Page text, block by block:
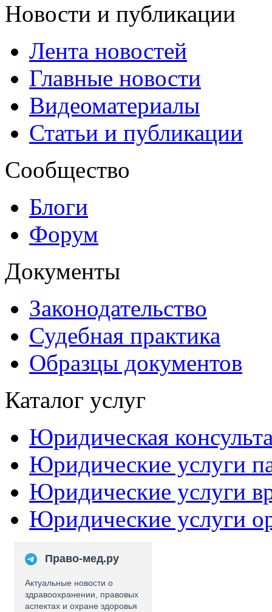
Новости и публикации
Лента новостей
Главные новости
Видеоматериалы
Статьи и публикации
Сообщество
Блоги
Форум
Документы
Законодательство
Судебная практика
Образцы документов
Каталог услуг
Юридическая
Юридические услуги
Юридические услуги
Юридические услуги
Право-мед.ру
Актуальные новости о
здравоохранении, правовых
аспектах и охране здоровья